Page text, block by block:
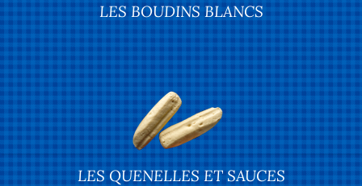
LES BOUDINS BLANCS
LES QUENELLES ET SAUCES